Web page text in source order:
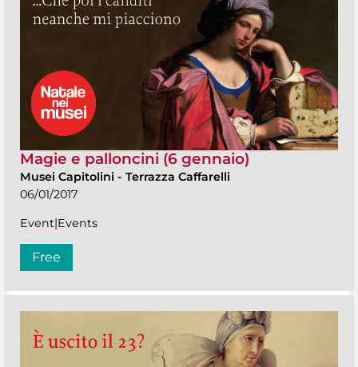
Magie e palloncini (6 gennaio)
Musei Capitolini - Terrazza Caffarelli
06/01/2017
Event|Events
Free